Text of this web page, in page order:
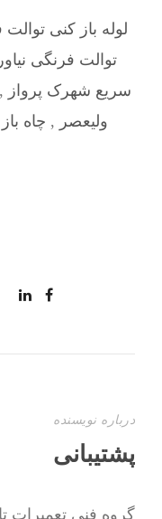
لوله باز کنی
توالت فرنگی
سریع شهرک پرواز ,
ولیعصر , چاه
درباره نویسنده
پشتیبانی
گروه فنی تعمیرات